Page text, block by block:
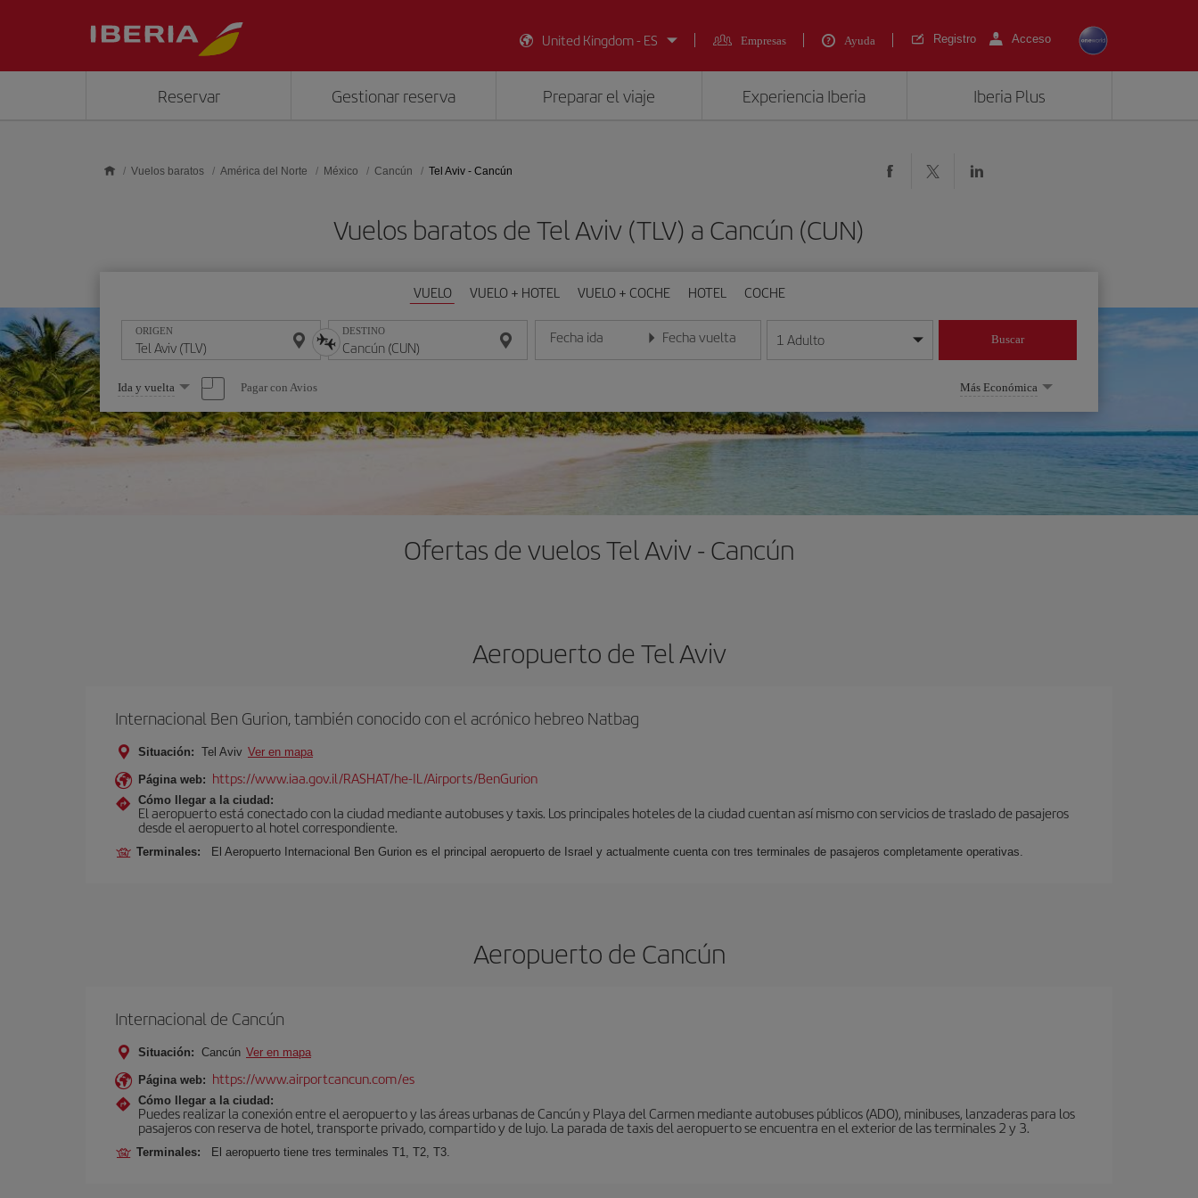
United Kingdom - ES
Empresas Ayuda Registro Acceso
Reservar Gestionar reserva Preparar el viaje Experiencia Iberia Iberia Plus
Vuelos baratos América del Norte México Cancún Tel Aviv - Cancún
Vuelos baratos de Tel Aviv (TLV) a Cancún (CUN)
VUELO VUELO + HOTEL VUELO + COCHE HOTEL COCHE
ORIGEN DESTINO Fecha ida
Introduce la fecha en formato día/mes/año
Fecha vuelta
Introduce la fecha en formato día/mes/año
1 Adulto Buscar
Seleccione
una
opción
Ida y vuelta Pagar con Avios Más Económica
Ofertas de vuelos Tel Aviv - Cancún
Aeropuerto de Tel Aviv
Internacional Ben Gurion, también conocido con el acrónico hebreo Natbag
Situación: Tel Aviv Ver en mapa
Página web: https://www.iaa.gov.il/RASHAT/he-IL/Airports/BenGurion
Cómo llegar a la ciudad:
El aeropuerto está conectado con la ciudad mediante autobuses y taxis. Los principales hoteles de la ciudad cuentan así mismo con servicios de traslado de pasajeros
desde el aeropuerto al hotel correspondiente.
Terminales: El Aeropuerto Internacional Ben Gurion es el principal aeropuerto de Israel y actualmente cuenta con tres terminales de pasajeros completamente operativas.
Aeropuerto de Cancún
Internacional de Cancún
Situación: Cancún Ver en mapa
Página web: https://www.airportcancun.com/es
Cómo llegar a la ciudad:
Puedes realizar la conexión entre el aeropuerto y las áreas urbanas de Cancún y Playa del Carmen mediante autobuses públicos (ADO), minibuses, lanzaderas para los
pasajeros con reserva de hotel, transporte privado, compartido y de lujo. La parada de taxis del aeropuerto se encuentra en el exterior de las terminales 2 y 3.
Terminales: El aeropuerto tiene tres terminales T1, T2, T3.